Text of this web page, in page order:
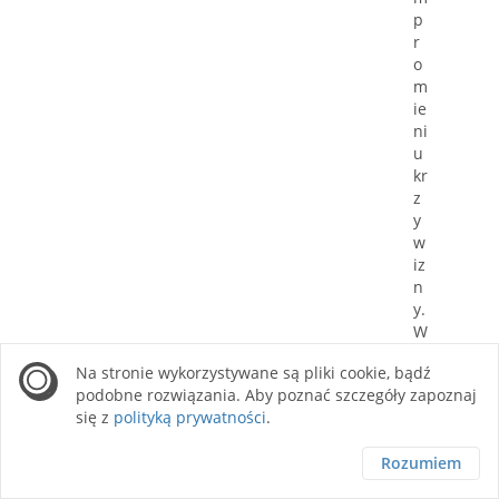
p
r
o
m
ie
ni
u
kr
z
y
w
iz
n
y.
W
rt
y
ul
e
Na stronie wykorzystywane są pliki cookie, bądź
podobne rozwiązania. Aby poznać szczegóły zapoznaj
się z polityką prywatności.
Rozumiem